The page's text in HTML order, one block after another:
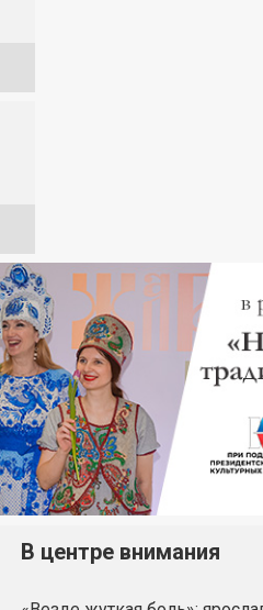
В центре внимания